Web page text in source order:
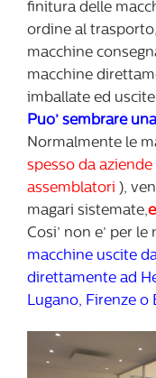
finitura delle
ordine al
macchine
macchine
imballate ed
Puo’ sembrare
Normalmente le
spesso da
assemblatori ),
magari sistemate,
Cosi’ non e’ per
macchine uscite
direttamente ad
Lugano, Firenze o